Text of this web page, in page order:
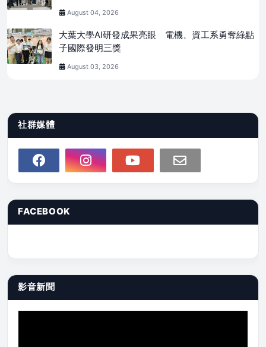
August 04, 2026
大葉大學AI研發成果亮眼 電機、資工系勇奪綠點
子國際發明三獎
August 03, 2026
社群媒體
FACEBOOK
影音新聞